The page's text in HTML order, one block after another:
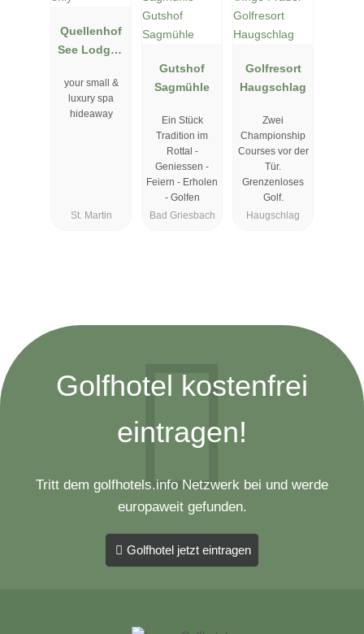
Quellenhof
See Lodge -
your small &
luxury spa
hideaway
St. Martin
Gutshof
Sagmühle
Ein Stück
Tradition im
Rottal -
Geniessen -
Feiern - Erholen
- Golfen
Bad Griesbach
Golfresort
Haugschlag
Zwei
Championship
Courses vor der
Tür.
Grenzenloses
Golf.
Haugschlag
Golfhotel kostenfrei
eintragen!
Tritt dem golfhotels.info Netzwerk bei und werde
europaweit gefunden.
Golfhotel jetzt eintragen